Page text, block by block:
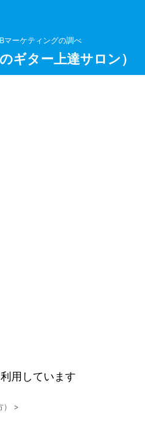
マーケティングの調べ
ギター上達サロン）
用しています
>